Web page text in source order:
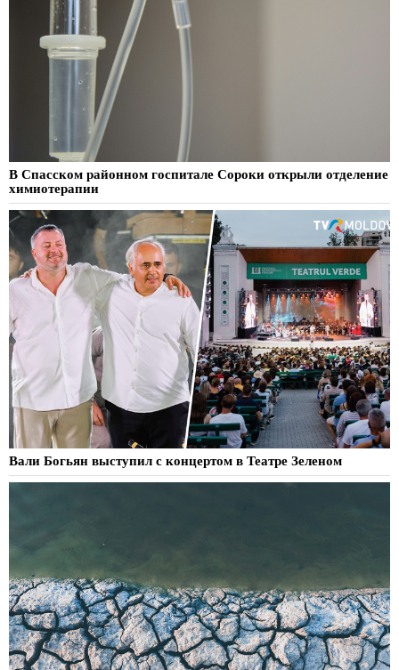
В Спасском районном госпитале Сороки открыли отделение
химиотерапии
Вали Богьян выступил с концертом в Театре Зеленом